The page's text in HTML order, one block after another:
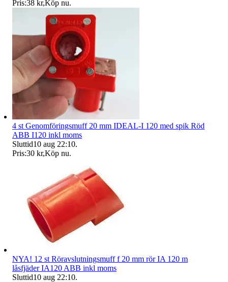
Pris:38 kr,Köp nu.
4 st Genomföringsmuff 20 mm IDEAL-I 120 med spik Röd
ABB I120 inkl moms
Sluttid10 aug 22:10.
Pris:30 kr,Köp nu.
NYA! 12 st Röravslutningsmuff f 20 mm rör IA 120 m
låsfjäder IA120 ABB inkl moms
Sluttid10 aug 22:10.